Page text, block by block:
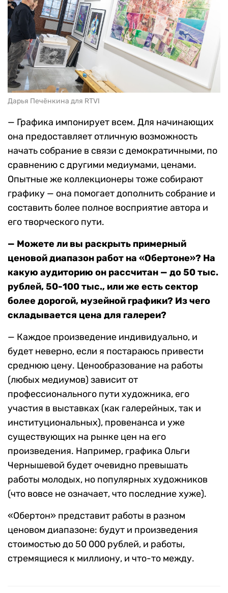
Дарья Печёнкина для RTVI
— Графика импонирует всем. Для начинающих
она предоставляет отличную возможность
начать собрание в связи с демократичными, по
сравнению с другими медиумами, ценами.
Опытные же коллекционеры тоже собирают
графику — она помогает дополнить собрание и
составить более полное восприятие автора и
его творческого пути.
— Можете ли вы раскрыть примерный
ценовой диапазон работ на «Обертоне»? На
какую аудиторию он рассчитан — до 50 тыс.
рублей, 50-100 тыс., или же есть сектор
более дорогой, музейной графики? Из чего
складывается цена для галереи?
— Каждое произведение индивидуально, и
будет неверно, если я постараюсь привести
среднюю цену. Ценообразование на работы
(любых медиумов) зависит от
профессионального пути художника, его
участия в выставках (как галерейных, так и
институциональных), провенанса и уже
существующих на рынке цен на его
произведения. Например, графика Ольги
Чернышевой будет очевидно превышать
работы молодых, но популярных художников
(что вовсе не означает, что последние хуже).
«Обертон» представит работы в разном
ценовом диапазоне: будут и произведения
стоимостью до 50 000 рублей, и работы,
стремящиеся к миллиону, и что-то между.